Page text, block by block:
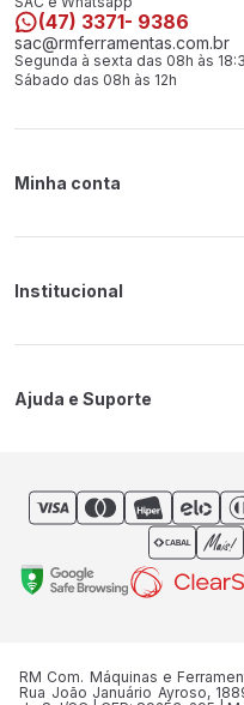
(47) 3371- 9386
sac@rmferramentas.com.br
Segunda à sexta das 08h às
Sábado das 08h às 12h
Minha conta
Endereço de Entrega
Institucional
Politica de Privacidade
Ajuda e Suporte
RM Com. Máquinas e
Rua João Januário Ayroso,